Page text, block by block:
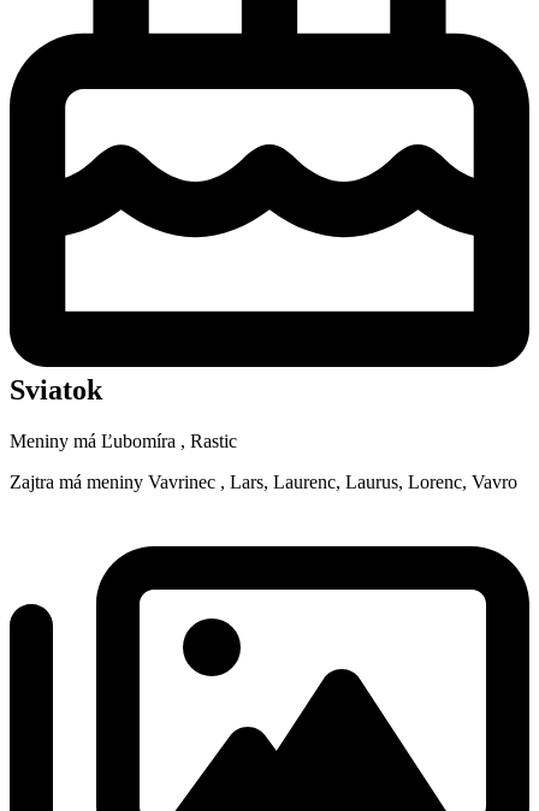
Sviatok
Meniny má Ľubomíra , Rastic
Zajtra má meniny Vavrinec , Lars, Laurenc, Laurus, Lorenc, Vavro